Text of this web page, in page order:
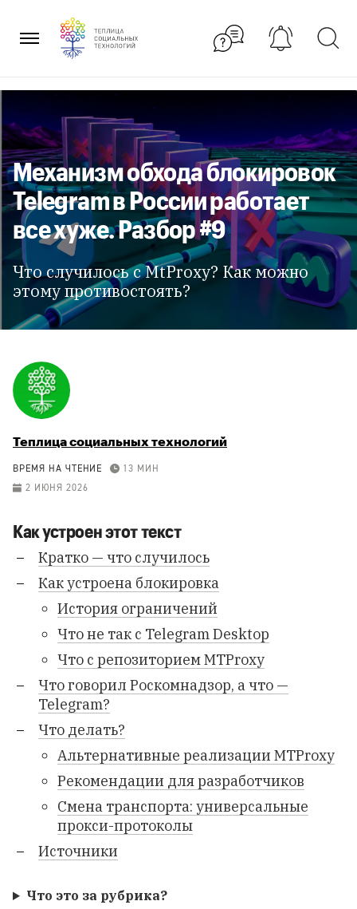
содержанию
Механизм обхода блокировок
Telegram в России работает
все хуже. Разбор #9
Что случилось с MtProxy? Как можно
этому противостоять?
Теплица социальных технологий
ВРЕМЯ НА ЧТЕНИЕ
13 МИН
2 ИЮНЯ 2026
Как устроен этот текст
Кратко — что случилось
Как устроена блокировка
История ограничений
Что не так с Telegram Desktop
Что с репозиторием MTProxy
Что говорил Роскомнадзор, а что —
Telegram?
Что делать?
Альтернативные реализации MTProxy
Рекомендации для разработчиков
Смена транспорта: универсальные
прокси-протоколы
Источники
Что это за рубрика?